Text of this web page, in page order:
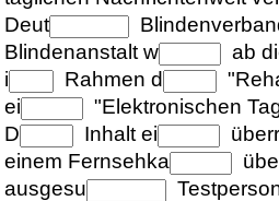
Deut
Blindenanstalt w ab
i
Rahmen d
ei
"Elektronischen
D
Inhalt ei
einem Fernsehka
ausgesu